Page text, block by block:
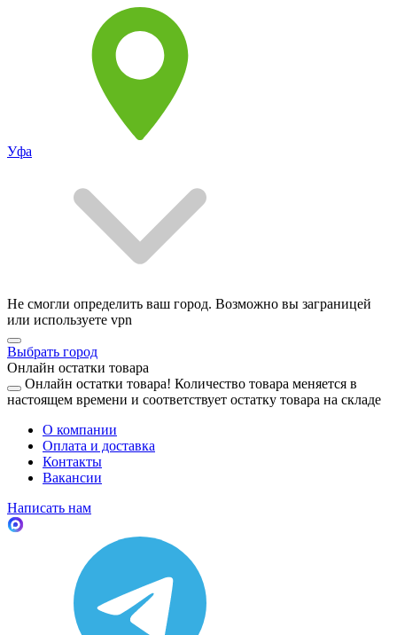
Уфа
Не смогли определить ваш город. Возможно вы заграницей
или используете vpn
Выбрать город
Онлайн остатки товара
Онлайн остатки товара! Количество товара меняется в
настоящем времени и соответствует остатку товара на складе
О компании
Оплата и доставка
Контакты
Вакансии
Написать нам